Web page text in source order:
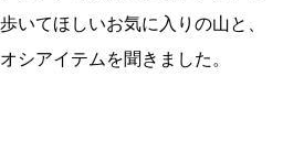
いてほしいお気に入りの山と、
シアイテムを聞きました。